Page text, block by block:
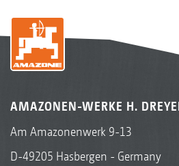
AMAZONEN-WERKE H.
Am Amazonenwerk 9-13
D-49205 Hasbergen - Germany